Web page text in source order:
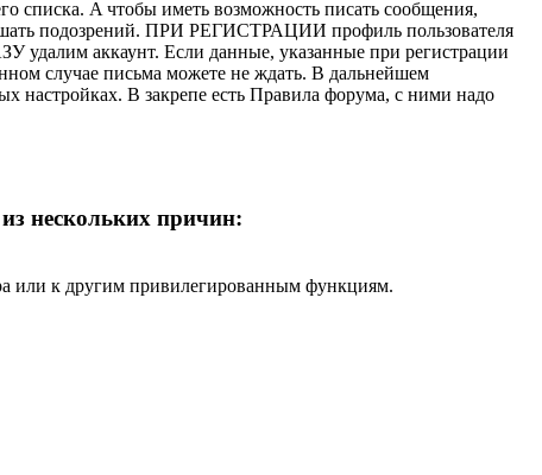
списка. A чтобы иметь возможность писать сообщения,
подозрений. ПРИ РЕГИСТРАЦИИ профиль пользователя
аккаунт. Если данные, указанные при регистрации
случае письма можете не ждать. В дальнейшем
настройках. В закрепе есть Правила форума, с ними надо
нескольких причин:
или к другим привилегированным функциям.